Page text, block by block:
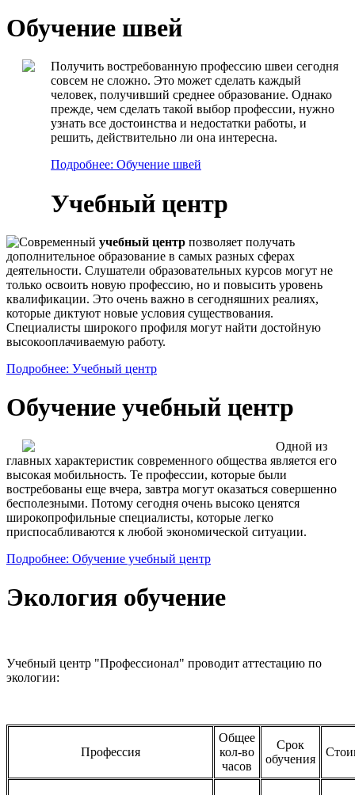
Обучение швей
Получить востребованную профессию швеи сегодня
совсем не сложно. Это может сделать каждый
человек, получивший среднее образование. Однако
прежде, чем сделать такой выбор профессии, нужно
узнать все достоинства и недостатки работы, и
решить, действительно ли она интересна.
Подробнее: Обучение швей
Учебный центр
Современный учебный центр позволяет получать
дополнительное образование в самых разных сферах
деятельности. Слушатели образовательных курсов могут не
только освоить новую профессию, но и повысить уровень
квалификации. Это очень важно в сегодняшних реалиях,
которые диктуют новые условия существования.
Специалисты широкого профиля могут найти достойную
высокооплачиваемую работу.
Подробнее: Учебный центр
Обучение учебный центр
Одной из
главных характеристик современного общества является его
высокая мобильность. Те профессии, которые были
востребованы еще вчера, завтра могут оказаться совершенно
бесполезными. Потому сегодня очень высоко ценятся
широкопрофильные специалисты, которые легко
приспосабливаются к любой экономической ситуации.
Подробнее: Обучение учебный центр
Экология обучение
Учебный центр "Профессионал" проводит аттестацию по
экологии:
Профессия
Общее
кол-во
часов
Срок
обучения